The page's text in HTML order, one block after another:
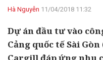
Hà Nguyễn 11/04/2018 11:32
Dự án đầu tư vào
Cảng quốc tế Sài